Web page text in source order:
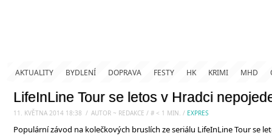
AKTUALITY BYDLENÍ DOPRAVA FESTY HK KRIMI MHD
LifeInLine Tour se letos v Hradci
11. KVĚTNA 2014 18:38 / AUTOR ~ REDAKCE / # < 1 MIN. / EXPRES
Populární závod na kolečkových bruslích ze seriálu LifeInLine Tour se